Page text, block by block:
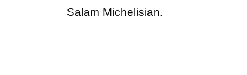
Salam Michelisian.